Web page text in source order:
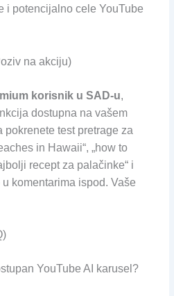
i potencijalno cele YouTube
na akciju)
korisnik u SAD-u,
dostupna na vašem
pokrenete test pretrage za
in Hawaii“, „how to
recept za palačinke“ i
komentarima ispod. Vaše
YouTube AI karusel?